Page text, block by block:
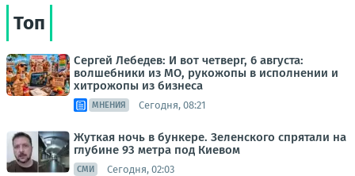
Топ
Сергей Лебедев: И вот четверг, 6 августа:
волшебники из МО, рукожопы в исполнении и
хитрожопы из бизнеса
МНЕНИЯ Сегодня, 08:21
Жуткая ночь в бункере. Зеленского спрятали на
глубине 93 метра под Киевом
СМИ Сегодня, 02:03